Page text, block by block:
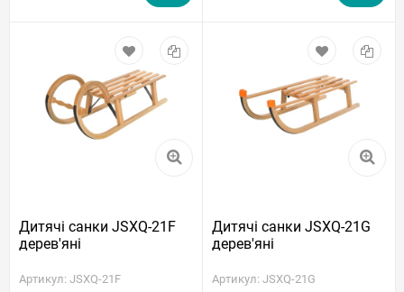
Дитячі санки JSXQ-21F
дерев'яні
Артикул: JSXQ-21F
Дитячі санки JSXQ-21G
дерев'яні
Артикул: JSXQ-21G